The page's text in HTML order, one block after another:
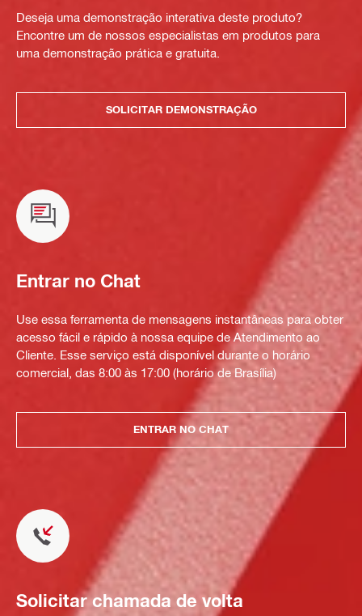
Deseja uma demonstração interativa deste produto?
Encontre um de nossos especialistas em produtos para
uma demonstração prática e gratuita.
SOLICITAR DEMONSTRAÇÃO
Entrar no Chat
Use essa ferramenta de mensagens instantâneas para obter
acesso fácil e rápido à nossa equipe de Atendimento ao
Cliente. Esse serviço está disponível durante o horário
comercial, das 8:00 às 17:00 (horário de Brasília)
ENTRAR NO CHAT
Solicitar chamada de volta